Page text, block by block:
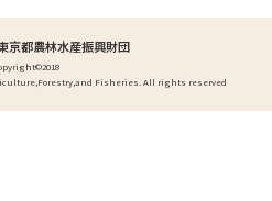
京都農林水産振興財団
Fisheries. All rights reserved